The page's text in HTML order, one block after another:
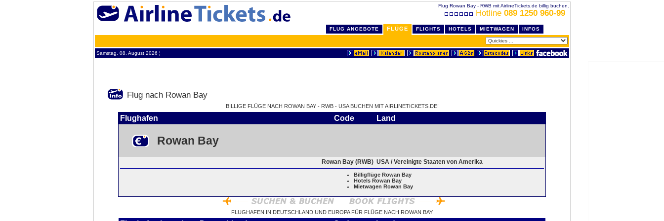
Flug Rowan Bay - RWB mit AirlineTickets.de billig buchen.
Hotline 089 1250 960-99
FLUG ANGEBOTE FLÜGE FLIGHTS HOTELS MIETWAGEN INFOS
Samstag, 08. August 2026 ¦
Flug nach Rowan Bay
BILLIGE FLÜGE NACH ROWAN BAY - RWB - USA BUCHEN MIT AIRLINETICKETS.DE!
Flughafen Code Land
Rowan Bay
Rowan Bay (RWB) USA / Vereinigte Staaten von Amerika
Billigflüge Rowan Bay
Hotels Rowan Bay
Mietwagen Rowan Bay
FLUGHAFEN IN DEUTSCHLAND UND EUROPA FÜR FLÜGE NACH ROWAN BAY